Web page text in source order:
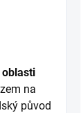
na
původ